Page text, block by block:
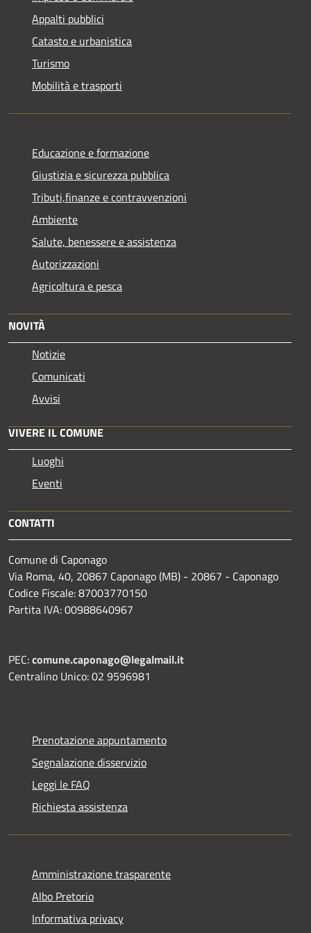
Appalti pubblici
Catasto e urbanistica
Turismo
Mobilità e trasporti
Educazione e formazione
Giustizia e sicurezza pubblica
Tributi,finanze e contravvenzioni
Ambiente
Salute, benessere e assistenza
Autorizzazioni
Agricoltura e pesca
NOVITÀ
Notizie
Comunicati
Avvisi
VIVERE IL COMUNE
Luoghi
Eventi
CONTATTI
Comune di Caponago
Via Roma, 40, 20867 Caponago (MB) - 20867 - Caponago
Codice Fiscale: 87003770150
Partita IVA: 00988640967
PEC:comune.caponago@legalmail.it
Centralino Unico: 02 9596981
Prenotazione appuntamento
Segnalazione disservizio
Leggi le FAQ
Richiesta assistenza
Amministrazione trasparente
Albo Pretorio
Informativa privacy